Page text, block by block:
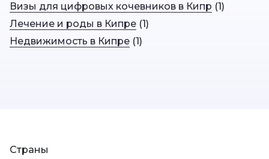
Визы для цифровых кочевников в Кипр (1)
Лечение и роды в Кипре (1)
Недвижимость в Кипре (1)
Страны